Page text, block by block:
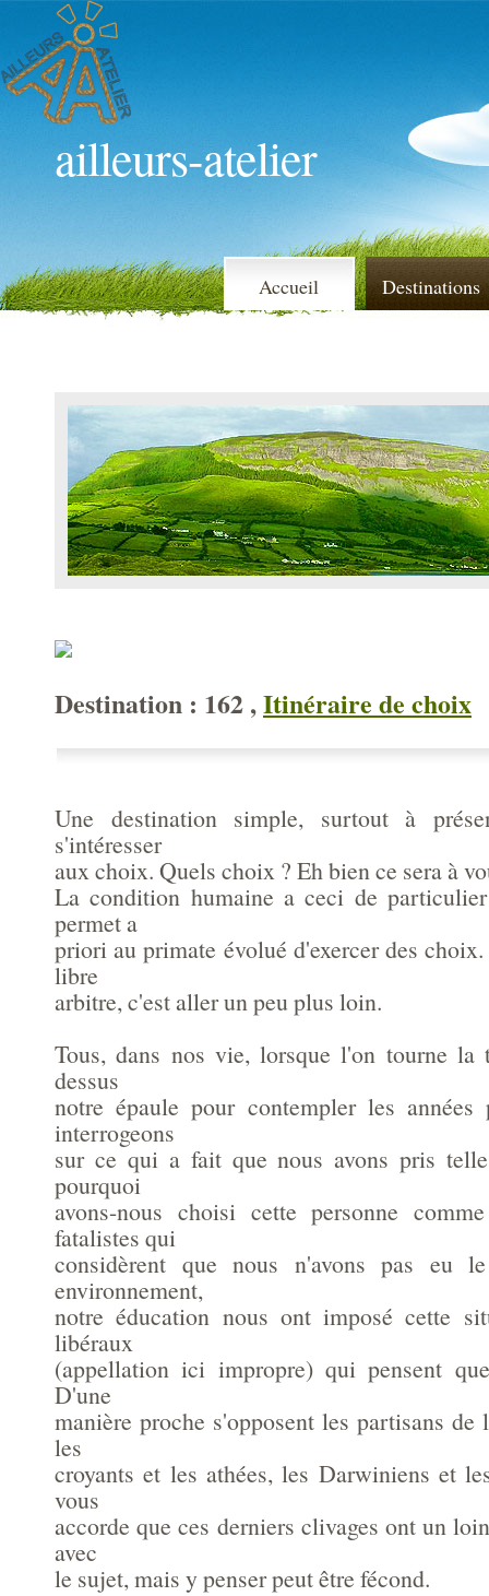
ailleurs-atelier
Accueil Destinations
Destination : 162 ,Itinéraire de choix
Une destination simple, surtout à
s'intéresser
aux choix. Quels choix ? Eh bien ce sera à
La condition humaine a ceci de
permet a
priori au primate évolué d'exercer des
libre
arbitre, c'est aller un peu plus loin.
Tous, dans nos vie, lorsque l'on tourne la
dessus
notre épaule pour contempler les années
interrogeons
sur ce qui a fait que nous avons pris
pourquoi
avons-nous choisi cette personne
fatalistes qui
considèrent que nous n'avons pas eu
environnement,
notre éducation nous ont imposé cette
libéraux
(appellation ici impropre) qui pensent
D'une
manière proche s'opposent les partisans
les
croyants et les athées, les Darwiniens et
vous
accorde que ces derniers clivages ont un
avec
le sujet, mais y penser peut être fécond.